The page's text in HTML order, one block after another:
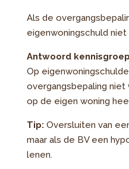
Als de
eigenwoningschuld
Antwoord kennisgroep
Op
overgangsbepaling
op de eigen woning
Tip: Oversluiten van
maar als de BV een
lenen.